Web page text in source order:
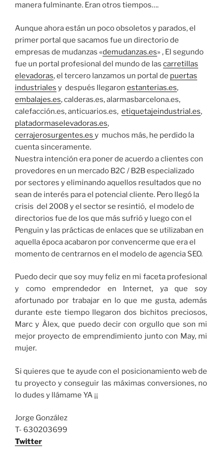
manera fulminante. Eran otros tiempos….
Aunque ahora están un poco obsoletos y parados, el
primer portal que sacamos fue un directorio de
empresas de mudanzas «demudanzas.es» , El segundo
fue un portal profesional del mundo de las carretillas
elevadoras, el tercero lanzamos un portal de puertas
industriales y después llegaron estanterias.es,
embalajes.es, calderas.es, alarmasbarcelona.es,
calefacción.es, anticuarios.es, etiquetajeindustrial.es,
platadormaselevadoras.es,
cerrajerosurgentes.es y muchos más, he perdido la
cuenta sinceramente.
Nuestra intención era poner de acuerdo a clientes con
provedores en un mercado B2C / B2B especializado
por sectores y eliminando aquellos resultados que no
sean de interés para el potencial cliente. Pero llegó la
crisis del 2008 y el sector se resintió, el modelo de
directorios fue de los que más sufrió y luego con el
Penguin y las prácticas de enlaces que se utilizaban en
aquella época acabaron por convencerme que era el
momento de centrarnos en el modelo de agencia SEO.
Puedo decir que soy muy feliz en mi faceta profesional
y como emprendedor en Internet, ya que soy
afortunado por trabajar en lo que me gusta, además
durante este tiempo llegaron dos bichitos preciosos,
Marc y Àlex, que puedo decir con orgullo que son mi
mejor proyecto de emprendimiento junto con May, mi
mujer.
Si quieres que te ayude con el posicionamiento web de
tu proyecto y conseguir las máximas conversiones, no
lo dudes y llámame YA ¡¡
Jorge González
T- 630203699
Twitter